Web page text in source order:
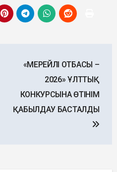
«МЕРЕЙЛІ ОТБАСЫ –
2026» ҰЛТТЫҚ
КОНКУРСЫНА ӨТІНІМ
ҚАБЫЛДАУ БАСТАЛДЫ